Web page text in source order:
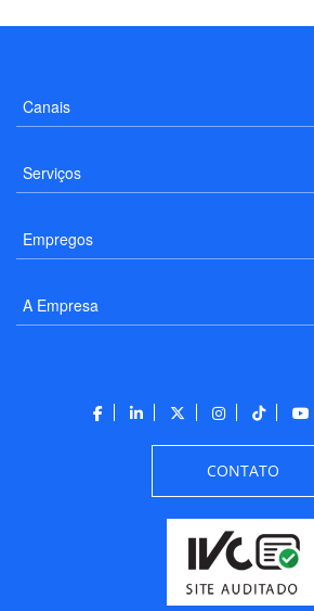
Canais
Serviços
Empregos
A Empresa
CONTATO